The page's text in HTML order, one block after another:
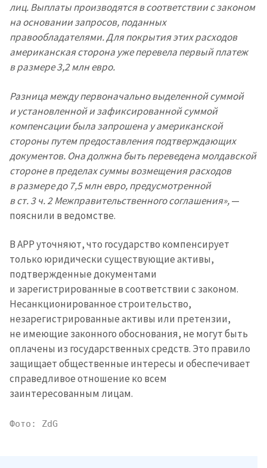
лиц. Выплаты производятся в соответствии с законом
на основании запросов, поданных
правообладателями. Для покрытия этих расходов
американская сторона уже перевела первый платеж
в размере 3,2 млн евро.
Разница между первоначально выделенной суммой
и установленной и зафиксированной суммой
компенсации была запрошена у американской
стороны путем предоставления подтверждающих
документов. Она должна быть переведена молдавской
стороне в пределах суммы возмещения расходов
в размере до 7,5 млн евро, предусмотренной
в ст. 3 ч. 2 Межправительственного соглашения»,—
пояснили в ведомстве.
В APP уточняют, что государство компенсирует
только юридически существующие активы,
подтвержденные документами
и зарегистрированные в соответствии с законом.
Несанкционированное строительство,
незарегистрированные активы или претензии,
не имеющие законного обоснования, не могут быть
оплачены из государственных средств. Это правило
защищает общественные интересы и обеспечивает
справедливое отношение ко всем
заинтересованным лицам.
Фото: ZdG